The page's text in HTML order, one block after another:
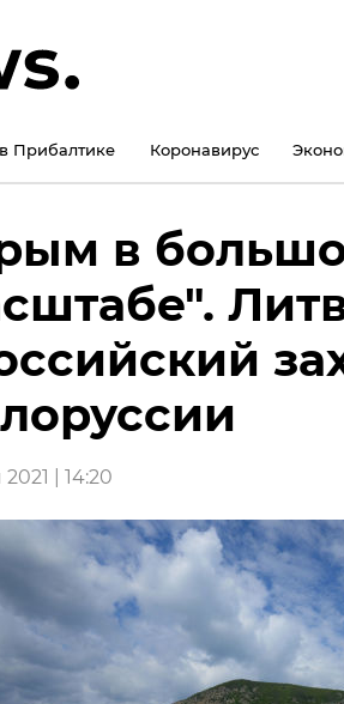
Прибалтике Коронавирус
в
| 14:20